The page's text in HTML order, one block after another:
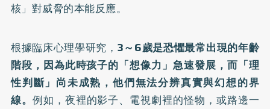
核」對威脅的本能反應。
根據臨床心理學研究， 3～6歲是恐懼最常出現的年齡
階段，因為此時孩子的「想像力」急速發展，而「理
性判斷」尚未成熟，他們無法分辨真實與幻想的界
線。 例如，夜裡的影子、電視劇裡的怪物，或路邊一